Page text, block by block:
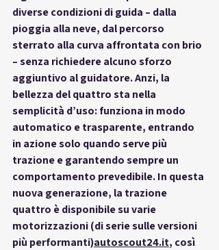
diverse condizioni di guida – dalla
pioggia alla neve, dal percorso
sterrato alla curva affrontata con brio
– senza richiedere alcuno sforzo
aggiuntivo al guidatore. Anzi, la
bellezza del quattro sta nella
semplicità d’uso: funziona in modo
automatico e trasparente, entrando
in azione solo quando serve più
trazione e garantendo sempre un
comportamento prevedibile. In questa
nuova generazione, la trazione
quattro è disponibile su varie
motorizzazioni (di serie sulle versioni
più performanti)autoscout24.it, così